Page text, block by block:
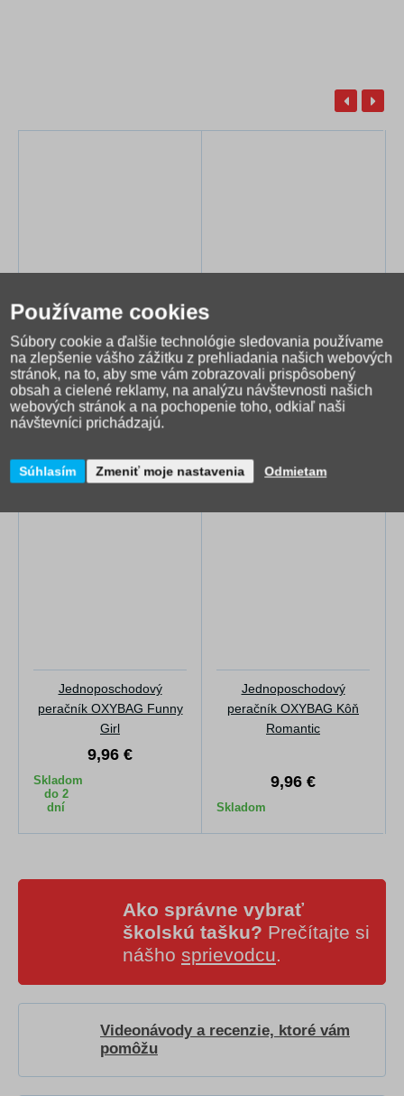
Zošit do školy 523
0,38 €
Skladom
0,29 €
Skladom
Alternatívny tovar
Jednoposchodový
peračník OXYBAG Funny
Girl
9,96 €
Skladom
do 2
dní
Jednoposchodový
peračník OXYBAG Kôň
Romantic
9,96 €
Skladom
Ako správne vybrať
školskú tašku? Prečítajte si
nášho sprievodcu.
Videonávody a recenzie, ktoré vám
pomôžu
Používame cookies
Súbory cookie a ďalšie technológie sledovania používame
na zlepšenie vášho zážitku z prehliadania našich webových
stránok, na to, aby sme vám zobrazovali prispôsobený
obsah a cielené reklamy, na analýzu návštevnosti našich
webových stránok a na pochopenie toho, odkiaľ naši
návštevníci prichádzajú.
Súhlasím Zmeniť moje nastavenia Odmietam